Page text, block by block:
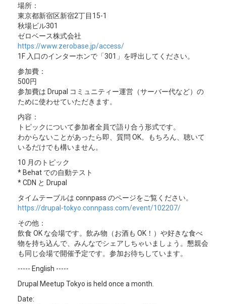
場所：
東京都新宿区新宿2丁目15-1
秋場ビル301
ゼロベース株式会社
https://www.zerobase.jp/access/
1F 入口のインターホンで「301」を呼出してください。
参加費：
500円
参加費は Drupal コミュニティー運営（サーバー代など）の
ために使わせていただきます。
内容：
トピックについて参加者全員で語り合う形式です。
わからないことがあったら即、質問 OK。もちろん、聴いて
いるだけでも構いません。
10 月のトピック
* Behat での自動テスト
* CDN と Drupal
タイムテーブルは connpass のページをご覧ください。
https://drupal-tokyo.connpass.com/event/102207/
その他：
飲食 OK な会場です。飲み物（お酒も OK！）や好きな食べ
物を持ち込んで、みんなでシェアしちゃいましょう。懇親会
も同じ会場で開催予定です。参加お待ちしています。
----- English -----
Drupal Meetup Tokyo is held once a month.
Date: